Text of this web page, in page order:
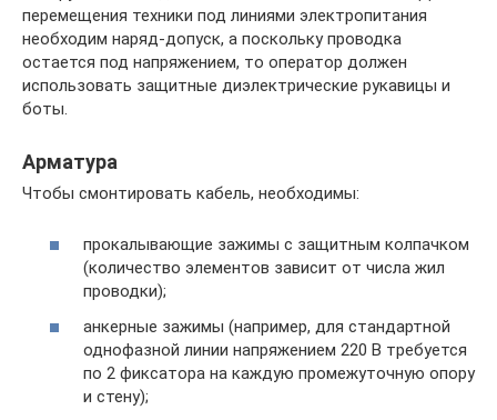
перемещения техники под линиями электропитания
необходим наряд-допуск, а поскольку проводка
остается под напряжением, то оператор должен
использовать защитные диэлектрические рукавицы и
боты.
Арматура
Чтобы смонтировать кабель, необходимы:
прокалывающие зажимы с защитным колпачком
(количество элементов зависит от числа жил
проводки);
анкерные зажимы (например, для стандартной
однофазной линии напряжением 220 В требуется
по 2 фиксатора на каждую промежуточную опору
и стену);